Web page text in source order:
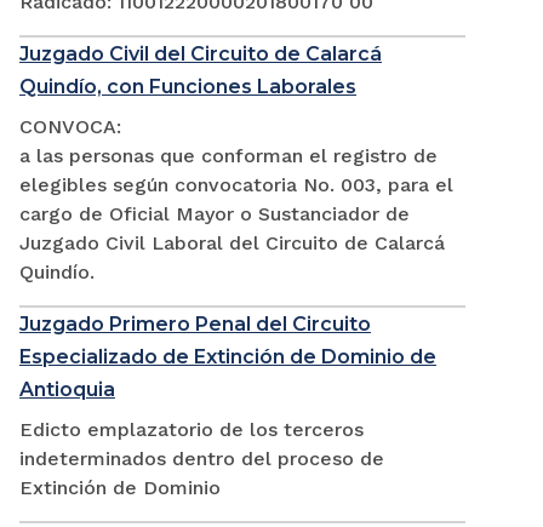
Juzgado Civil del Circuito de Calarcá
Quindío, con Funciones Laborales
CONVOCA:
a las personas que conforman el registro de
elegibles según convocatoria No. 003, para el
cargo de Oficial Mayor o Sustanciador de
Juzgado Civil Laboral del Circuito de Calarcá
Quindío.
Juzgado Primero Penal del Circuito
Especializado de Extinción de Dominio de
Antioquia
Edicto emplazatorio de los terceros
indeterminados dentro del proceso de
Extinción de Dominio